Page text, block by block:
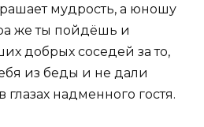
мудрость, а юношу
же ты пойдёшь и
добрых соседей за то,
из беды и не дали
глазах надменного гостя.